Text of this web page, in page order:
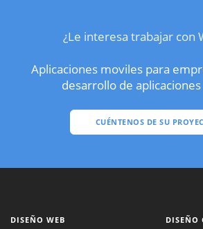
¿Le interesa trabajar con
Aplicaciones moviles para
desarrollo de
CUÉNTENOS DE SU
DISEÑO WEB DISEÑO